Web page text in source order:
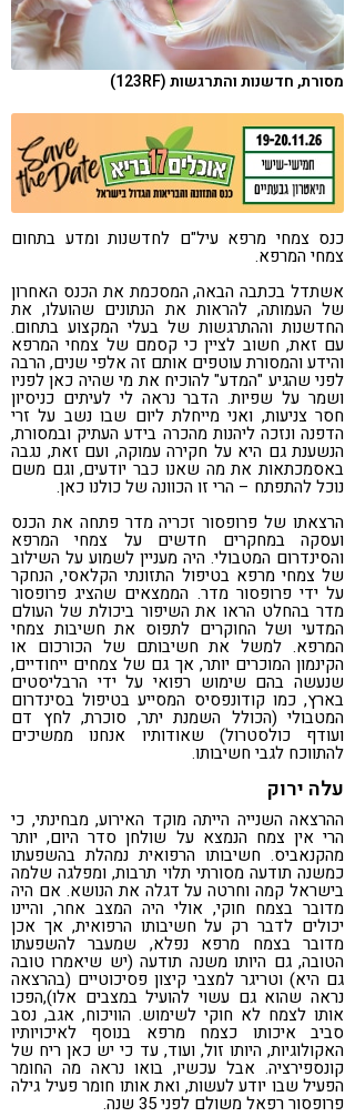
מסורת, חדשנות והתרגשות (123RF)
כנס צמחי מרפא עיל"ם לחדשנות ומדע בתחום
צמחי המרפא.
אשתדל בכתבה הבאה, המסכמת את הכנס האחרון
של העמותה, להראות את הנתונים שהועלו, את
החדשנות וההתרגשות של בעלי המקצוע בתחום.
עם זאת, חשוב לציין כי קסמם של צמחי המרפא
והידע והמסורת עוטפים אותם זה אלפי שנים, הרבה
לפני שהגיע "המדע" להוכיח את מי שהיה כאן לפניו
ושמר על שפיות. הדבר נראה לי לעיתים כניסיון
חסר צניעות, ואני מייחלת ליום שבו נשב על זרי
הדפנה ונזכה ליהנות מהכרה בידע העתיק ובמסורת,
הנשענת גם היא על חקירה עמוקה, ועם זאת, נגבה
באסמכתאות את מה שאנו כבר יודעים, וגם משם
נוכל להתפתח – הרי זו הכוונה של כולנו כאן.
הרצאתו של פרופסור זכריה מדר פתחה את הכנס
ועסקה במחקרים חדשים על צמחי המרפא
והסינדרום המטבולי. היה מעניין לשמוע על השילוב
של צמחי מרפא בטיפול התזונתי הקלאסי, הנחקר
על ידי פרופסור מדר. הממצאים שהציג פרופסור
מדר בהחלט הראו את השיפור ביכולת של העולם
המדעי ושל החוקרים לתפוס את חשיבות צמחי
המרפא. למשל את חשיבותם של הכורכום או
הקינמון המוכרים יותר, אך גם של צמחים ייחודיים,
שנעשה בהם שימוש רפואי על ידי הרבליסטים
בארץ, כמו קודונפסיס המסייע בטיפול בסינדרום
המטבולי (הכולל השמנת יתר, סוכרת, לחץ דם
ועודף כולסטרול) שאודותיו אנחנו ממשיכים
להתווכח לגבי חשיבותו.
עלה ירוק
ההרצאה השנייה הייתה מוקד האירוע, מבחינתי, כי
הרי אין צמח הנמצא על שולחן סדר היום, יותר
מהקנאביס. חשיבותו הרפואית נמהלת בהשפעתו
כמשנה תודעה מסורתי תלוי תרבות, ומפלגה שלמה
בישראל קמה וחרטה על דגלה את הנושא. אם היה
מדובר בצמח חוקי, אולי היה המצב אחר, והיינו
יכולים לדבר רק על חשיבותו הרפואית, אך אכן
מדובר בצמח מרפא נפלא, שמעבר להשפעתו
הטובה, גם היותו משנה תודעה (יש שיאמרו טובה
גם היא) וטריגר למצבי קיצון פסיכוטיים (בהרצאה
נראה שהוא גם עשוי להועיל במצבים אלו),הפכו
אותו לצמח לא חוקי לשימוש. הוויכוח, אגב, נסב
סביב איכותו כצמח מרפא בנוסף לאיכויותיו
האקולוגיות, היותו זול, ועוד, עד כי יש כאן ריח של
קונספירציה. אבל עכשיו, בואו נראה מה החומר
הפעיל שבו יודע לעשות, ואת אותו חומר פעיל גילה
פרופסור רפאל משולם לפני 35 שנה.